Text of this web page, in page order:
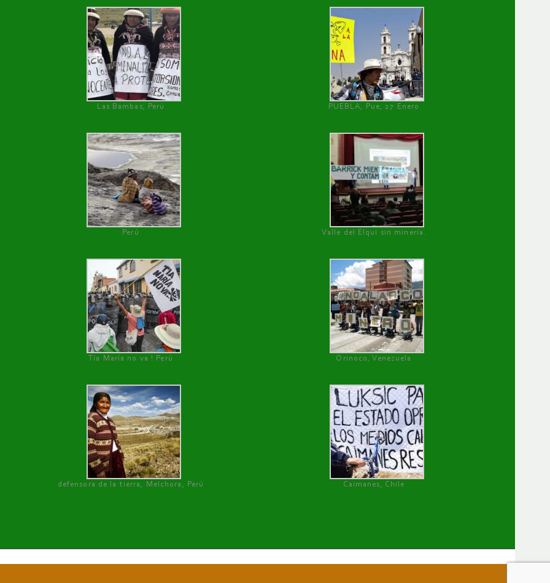
Las Bambas, Perú PUEBLA, Pue, 27 Enero
Perú Valle del Elqui sin minería.
Tía María no va ! Perú Orinoco, Venezuela
defensora de la tierra, Melchora, Perú Caimanes, Chile